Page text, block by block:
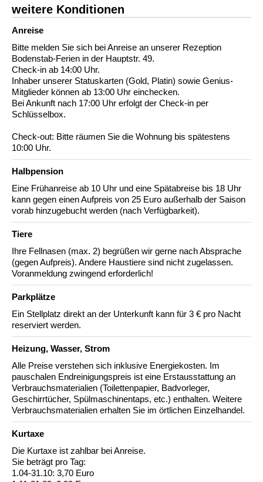
weitere Konditionen
Anreise
Bitte melden Sie sich bei Anreise an unserer Rezeption
Bodenstab-Ferien in der Hauptstr. 49.
Check-in ab 14:00 Uhr.
Inhaber unserer Statuskarten (Gold, Platin) sowie Genius-
Mitglieder können ab 13:00 Uhr einchecken.
Bei Ankunft nach 17:00 Uhr erfolgt der Check-in per
Schlüsselbox.
Check-out: Bitte räumen Sie die Wohnung bis spätestens
10:00 Uhr.
Halbpension
Eine Frühanreise ab 10 Uhr und eine Spätabreise bis 18 Uhr
kann gegen einen Aufpreis von 25 Euro außerhalb der Saison
vorab hinzugebucht werden (nach Verfügbarkeit).
Tiere
Ihre Fellnasen (max. 2) begrüßen wir gerne nach Absprache
(gegen Aufpreis). Andere Haustiere sind nicht zugelassen.
Voranmeldung zwingend erforderlich!
Parkplätze
Ein Stellplatz direkt an der Unterkunft kann für 3 € pro Nacht
reserviert werden.
Heizung, Wasser, Strom
Alle Preise verstehen sich inklusive Energiekosten. Im
pauschalen Endreinigungspreis ist eine Erstausstattung an
Verbrauchsmaterialien (Toilettenpapier, Badvorleger,
Geschirrtücher, Spülmaschinentaps, etc.) enthalten. Weitere
Verbrauchsmaterialien erhalten Sie im örtlichen Einzelhandel.
Kurtaxe
Die Kurtaxe ist zahlbar bei Anreise.
Sie beträgt pro Tag:
1.04-31.10: 3,70 Euro